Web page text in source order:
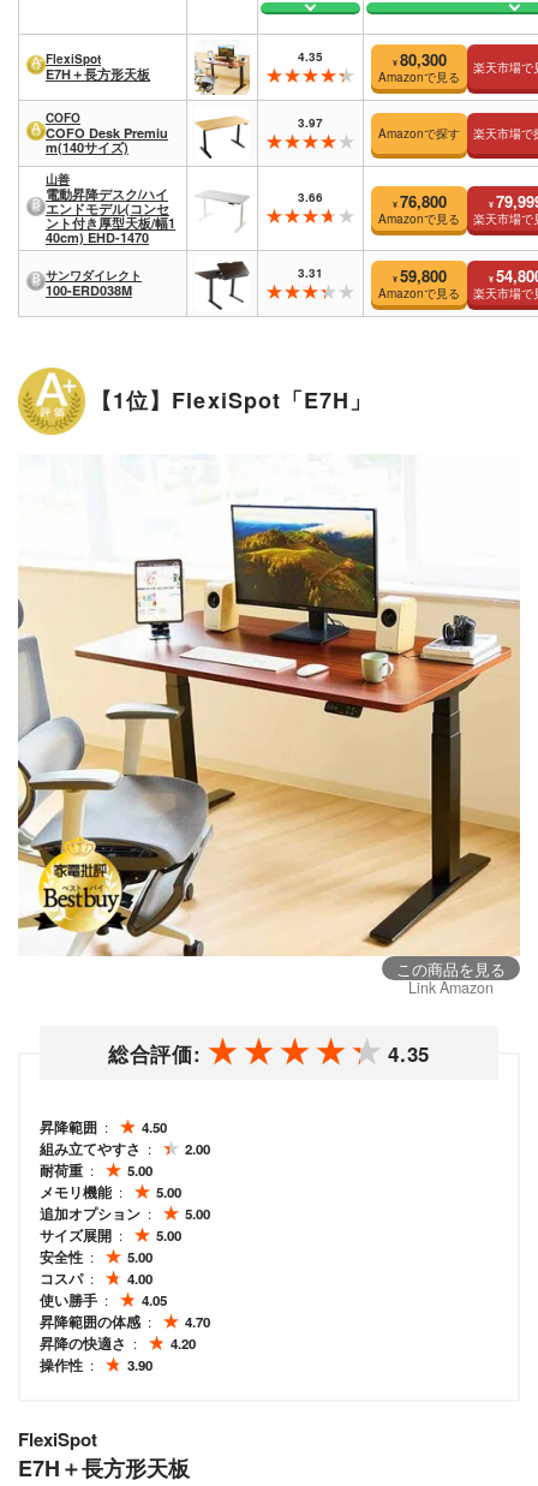
FlexiSpot
E7H＋長方形天板
4.35 ¥ 80,300
Amazonで見る
楽天市場で
COFO
COFO Desk Premiu
m(140サイズ)
3.97
Amazonで探す 楽天市場で
山善
電動昇降デスク/ハイ
エンドモデル(コンセ
ント付き厚型天板/幅1
40cm) EHD-1470
3.66 ¥ 76,800
Amazonで見る
¥
楽天市場で
サンワダイレクト
100-ERD038M
3.31 ¥ 59,800
Amazonで見る
¥
楽天市場で
【1位】FlexiSpot「E7H」
この商品を見る
Link Amazon
総合評価: 4.35
昇降範囲
4.50
組み立てやすさ
2.00
耐荷重
5.00
メモリ機能
5.00
追加オプション
5.00
サイズ展開
5.00
安全性
5.00
コスパ
4.00
使い勝手
4.05
昇降範囲の体感
4.70
昇降の快適さ
4.20
操作性
3.90
FlexiSpot
E7H＋長方形天板